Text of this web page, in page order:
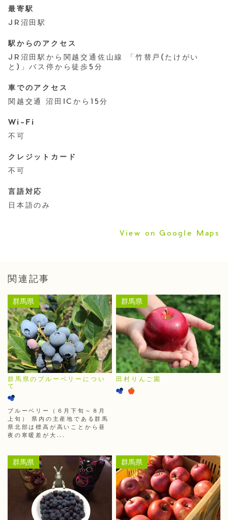
最寄駅
JR沼田駅
駅からのアクセス
JR沼田駅から関越交通佐山線 「竹替戸(たけがい
と)」バス停から徒歩5分
車でのアクセス
関越交通 沼田ICから15分
Wi-Fi
不可
クレジットカード
不可
言語対応
日本語のみ
View on Google Maps
関連記事
群馬県
群馬県のブルーベリーについ
て
ブルーベリー（６月下旬～８月
上旬） 県内の主産地である群馬
県北部は標高が高いことから昼
夜の寒暖差が大...
群馬県
田村りんご園
群馬県 群馬県